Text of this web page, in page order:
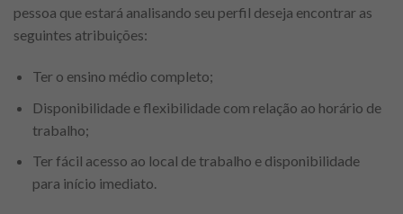
pessoa que estará analisando seu perfil deseja encontrar as
seguintes atribuições:
Ter o ensino médio completo;
Disponibilidade e flexibilidade com relação ao horário de
trabalho;
Ter fácil acesso ao local de trabalho e disponibilidade
para início imediato.